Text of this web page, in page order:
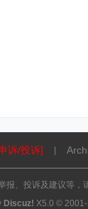
诉/投诉]
报、投诉及建议等
Discuz! X5.0 ©